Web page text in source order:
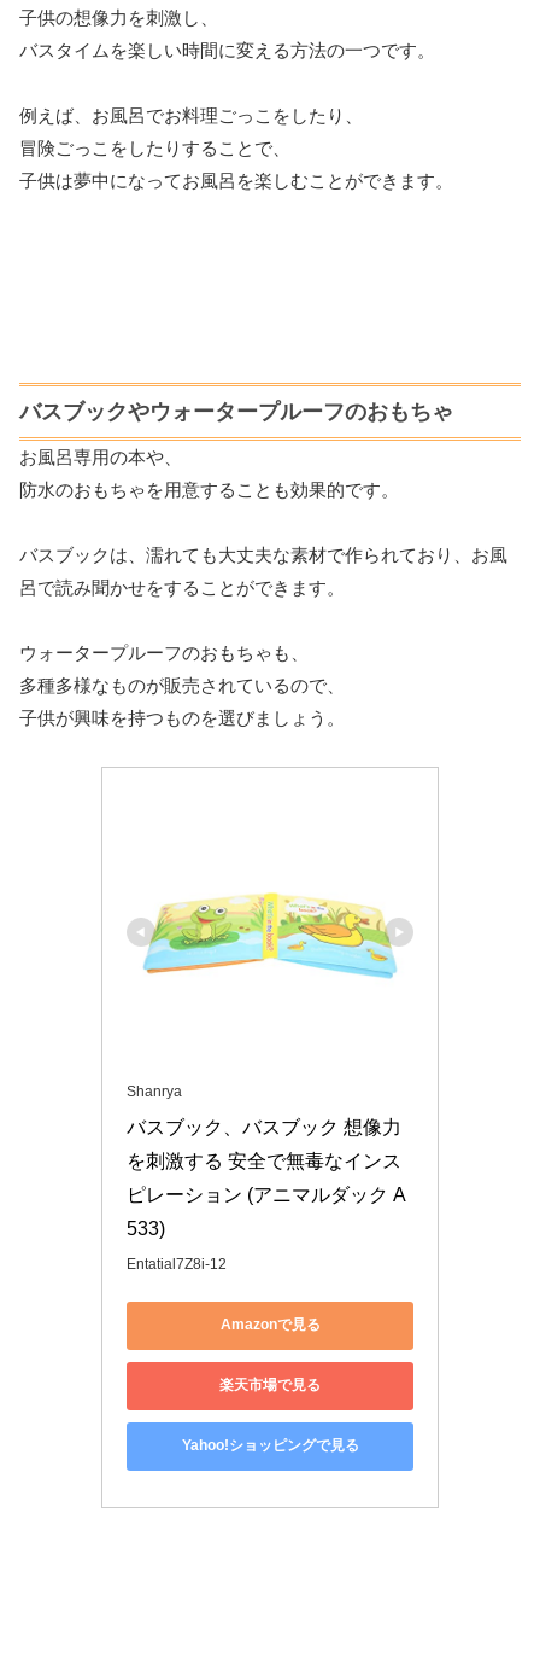
子供の想像力を刺激し、
バスタイムを楽しい時間に変える方法の一つです。
例えば、お風呂でお料理ごっこをしたり、
冒険ごっこをしたりすることで、
子供は夢中になってお風呂を楽しむことができます。
バスブックやウォータープルーフのおもちゃ
お風呂専用の本や、
防水のおもちゃを用意することも効果的です。
バスブックは、濡れても大丈夫な素材で作られており、お風
呂で読み聞かせをすることができます。
ウォータープルーフのおもちゃも、
多種多様なものが販売されているので、
子供が興味を持つものを選びましょう。
Shanrya
バスブック、バスブック 想像力
を刺激する 安全で無毒なインス
ピレーション (アニマルダック A
533)
Entatial7Z8i-12
Amazonで見る
楽天市場で見る
Yahoo!ショッピングで見る